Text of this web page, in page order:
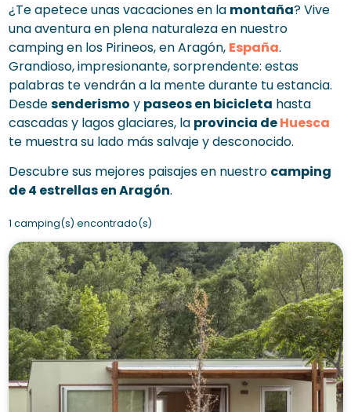
¿Te apetece unas vacaciones en la montaña? Vive
una aventura en plena naturaleza en nuestro
camping en los Pirineos, en Aragón, España.
Grandioso, impresionante, sorprendente: estas
palabras te vendrán a la mente durante tu estancia.
Desdesenderismo y paseos en bicicleta hasta
cascadas y lagos glaciares, la provincia deHuesca
te muestra su lado más salvaje y desconocido.
Descubre sus mejores paisajes en nuestro camping
de 4 estrellas en Aragón.
1 camping(s) encontrado(s)